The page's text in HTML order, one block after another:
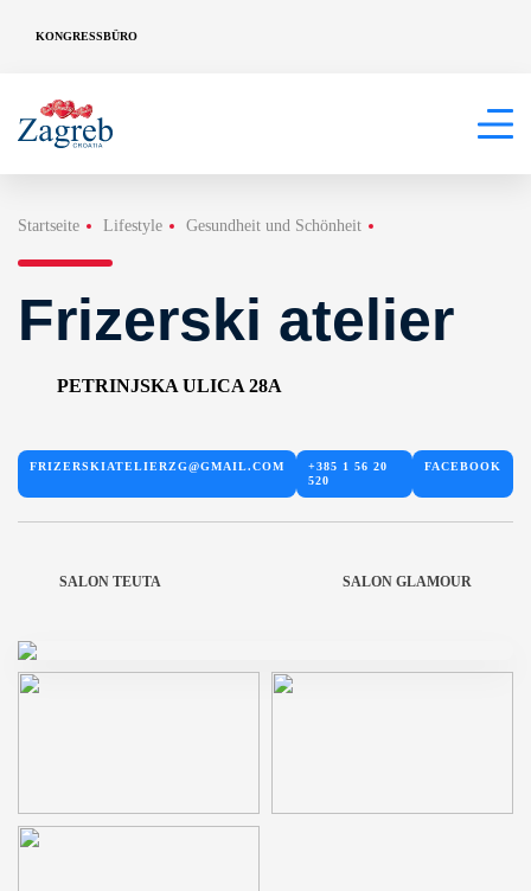
KONGRESSBÜRO
Startseite Lifestyle Gesundheit und Schönheit
Frizerski atelier
PETRINJSKA ULICA 28A
FRIZERSKIATELIERZG@GMAIL.COM
+385 1 56 20
520
FACEBOOK
SALON TEUTA SALON GLAMOUR